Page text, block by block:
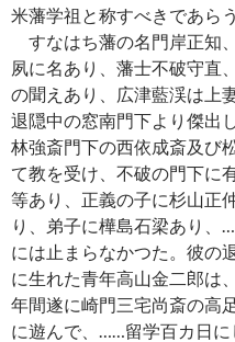
米藩学祖と称すべきであらう
すなはち藩の名門岸正知
夙に名あり、藩士不破守直
の聞えあり、広津藍渓は上
退隠中の窓南門下より傑出
林強斎門下の西依成斎及び
て教を受け、不破の門下に
等あり、正義の子に杉山正
り、弟子に樺島石梁あり、
には止まらなかつた。彼の
に生れた青年高山金二郎は
年間遂に崎門三宅尚斎の高
に遊んで、……留学百カ日